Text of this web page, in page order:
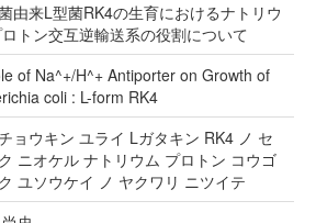
由来L型菌RK4の生育におけるナトリウ
トン交互逆輸送系の役割について
of Na^+/H^+ Antiporter on Growth of
coli : L-form RK4
ョウキン ユライ Lガタキン RK4 ノ セ
ニオケル ナトリウム プロトン コウゴ
ユソウケイ ノ ヤクワリ ニツイテ